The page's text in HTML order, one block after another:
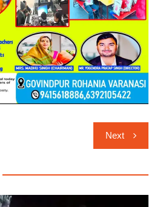
Next